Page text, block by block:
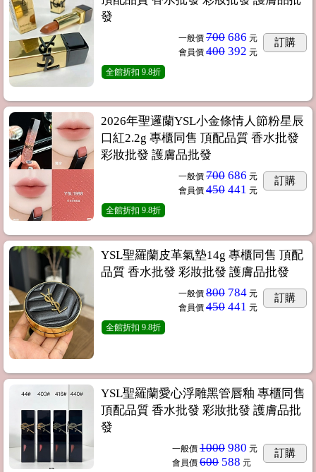
發
一般價 700 686 元
會員價 400 392 元
訂購
全館折扣 9.8折
2026年聖邏蘭YSL小金條情人節粉星辰
口紅2.2g 專櫃同售 頂配品質 香水批發
彩妝批發 護膚品批發
一般價 700 686 元
會員價 450 441 元
訂購
全館折扣 9.8折
YSL聖羅蘭皮革氣墊14g 專櫃同售 頂配
品質 香水批發 彩妝批發 護膚品批發
一般價 800 784 元
會員價 450 441 元
訂購
全館折扣 9.8折
YSL聖羅蘭愛心浮雕黑管唇釉 專櫃同售
頂配品質 香水批發 彩妝批發 護膚品批
發
一般價 1000 980 元
會員價 600 588 元
訂購